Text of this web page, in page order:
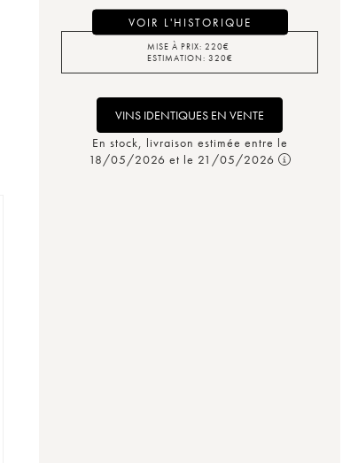
VOIR L'HISTORIQUE
MISE À PRIX: 220€
ESTIMATION: 320€
VINS IDENTIQUES EN VENTE
En stock, livraison estimée entre le
18/05/2026 et le 21/05/2026